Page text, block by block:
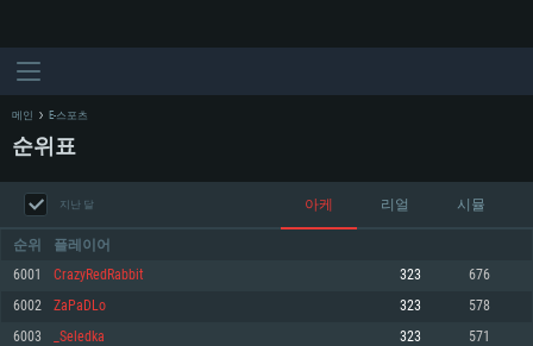
메인 E-스포츠
순위표
지난 달 아케 리얼 시뮬
순위 플레이어
6001 CrazyRedRabbit 323 676
6002 ZaPaDLo 323 578
6003 _Seledka 323 571